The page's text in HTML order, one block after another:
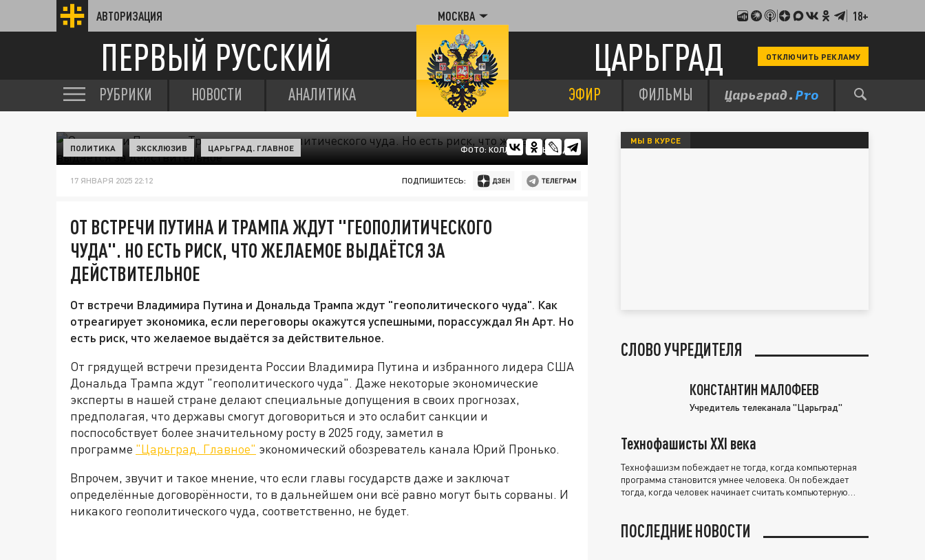
АВТОРИЗАЦИЯ МОСКВА 18+
ПЕРВЫЙ РУССКИЙ ЦАРЬГРАД ОТКЛЮЧИТЬ РЕКЛАМУ
РУБРИКИ НОВОСТИ АНАЛИТИКА ЭФИР ФИЛЬМЫ
ФОТО: КОЛЛАЖ ЦАРЬГРАДА
ПОЛИТИКА ЭКСКЛЮЗИВ ЦАРЬГРАД. ГЛАВНОЕ
17 ЯНВАРЯ 2025 22:12 ПОДПИШИТЕСЬ:
ОТ ВСТРЕЧИ ПУТИНА И ТРАМПА ЖДУТ "ГЕОПОЛИТИЧЕСКОГО
ЧУДА". НО ЕСТЬ РИСК, ЧТО ЖЕЛАЕМОЕ ВЫДАЁТСЯ ЗА
ДЕЙСТВИТЕЛЬНОЕ
От встречи Владимира Путина и Дональда Трампа ждут "геополитического чуда". Как
отреагирует экономика, если переговоры окажутся успешными, порассуждал Ян Арт. Но
есть риск, что желаемое выдаётся за действительное.
От грядущей встречи президента России Владимира Путина и избранного лидера США
Дональда Трампа ждут "геополитического чуда". Даже некоторые экономические
эксперты в нашей стране делают специальные допущения в своих прогнозах,
предполагая, что державы смогут договориться и это ослабит санкции и
поспособствует более значительному росту в 2025 году, заметил в
программе "Царьград. Главное" экономический обозреватель канала Юрий Пронько.
Впрочем, звучит и такое мнение, что если главы государств даже и заключат
определённые договорённости, то в дальнейшем они всё равно могут быть сорваны. И
никакого геополитического чуда, соответственно, не будет.
МЫ В КУРСЕ
СЛОВО УЧРЕДИТЕЛЯ
КОНСТАНТИН МАЛОФЕЕВ
Учредитель телеканала "Царьград"
Технофашисты XXI века
Технофашизм побеждает не тогда, когда компьютерная
программа становится умнее человека. Он побеждает
тогда, когда человек начинает считать компьютерную
ПОСЛЕДНИЕ НОВОСТИ